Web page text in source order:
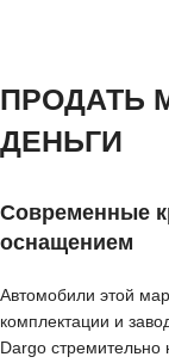
ПРОДАТЬ
ДЕНЬГИ
Современные
оснащением
Автомобили этой
комплектации и
Dargo